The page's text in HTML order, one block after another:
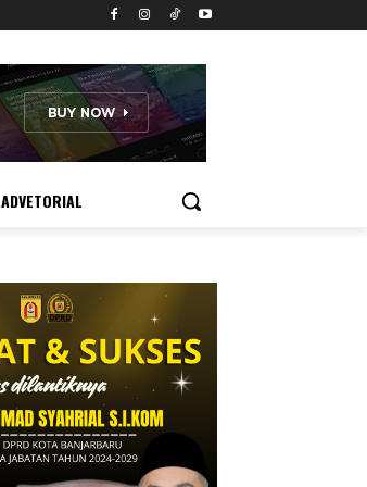
ADVETORIAL